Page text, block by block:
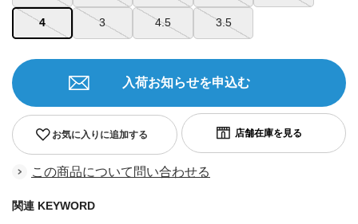
4 3 4.5 3.5
お気に入りに追加する
入荷お知らせを申込む
この商品について問い合わせる
関連 KEYWORD